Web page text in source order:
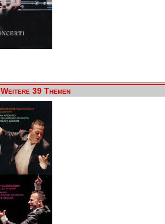
Weitere 39 Themen